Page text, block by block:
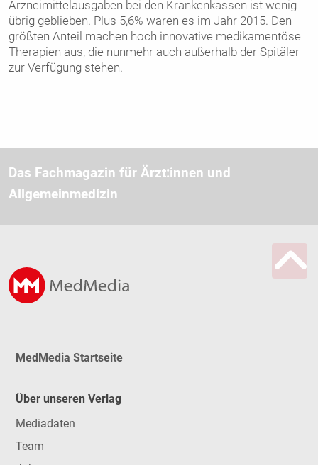
Arzneimittelausgaben bei den Krankenkassen ist wenig
übrig geblieben. Plus 5,6% waren es im Jahr 2015. Den
größten Anteil machen hoch innovative medikamentöse
Therapien aus, die nunmehr auch außerhalb der Spitäler
zur Verfügung stehen.
Das Fachmagazin für Ärzt:innen und
Allgemeinmedizin
MedMedia Startseite
Über unseren Verlag
Mediadaten
Team